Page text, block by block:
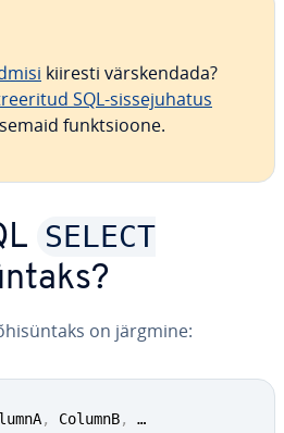
kiiresti värs­ken­dada?
SQL-sis­se­ju­ha­tus
funkt­sioone.
SELECT
on järgmine:
, ColumnB,